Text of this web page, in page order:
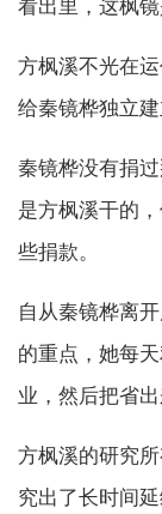
看出里，这枫
方枫溪不光在
给秦镜桦独立建
秦镜桦没有捐
是方枫溪干的
些捐款。
自从秦镜桦离
的重点，她每
业，然后把省
方枫溪的研究
究出了长时间